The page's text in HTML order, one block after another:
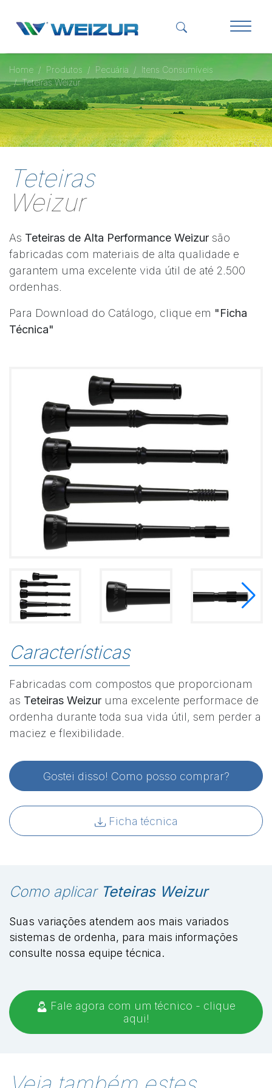
Home Produtos Pecuária
Itens Consumíveis
Teteiras Weizur
Teteiras
Weizur
As Teteiras de Alta Performance Weizur são
fabricadas com materiais de alta qualidade e
garantem uma excelente vida útil de até 2.500
ordenhas.
Para Download do Catálogo, clique em "Ficha
Técnica"
Características
Fabricadas com compostos que proporcionam
as Teteiras Weizur uma excelente performace de
ordenha durante toda sua vida útil, sem perder a
maciez e flexibilidade.
Gostei disso! Como posso comprar?
Ficha técnica
Como aplicar Teteiras Weizur
Suas variações atendem aos mais variados
sistemas de ordenha, para mais informações
consulte nossa equipe técnica.
Fale agora com um técnico - clique
aqui!